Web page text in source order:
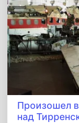
Произошел
над